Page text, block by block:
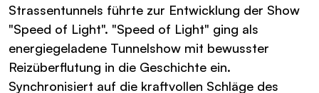
Strassentunnels führte zur Entwicklung der Show
"Speed of Light". "Speed of Light" ging als
energiegeladene Tunnelshow mit bewusster
Reizüberflutung in die Geschichte ein.
Synchronisiert auf die kraftvollen Schläge des